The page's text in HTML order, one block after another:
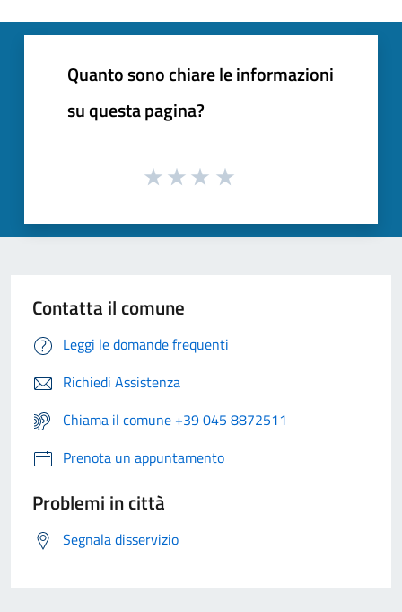
Quanto sono chiare le informazioni
su questa pagina?
Contatta il comune
Leggi le domande frequenti
Richiedi Assistenza
Chiama il comune +39 045 8872511
Prenota un appuntamento
Problemi in città
Segnala disservizio